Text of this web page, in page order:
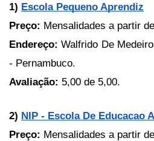
1) Escola Pequeno Aprendiz
Preço: Mensalidades a partir
Endereço: Walfrido De
- Pernambuco.
Avaliação: 5,00 de 5,00.
2) NIP - Escola De Educacao
Preço: Mensalidades a partir